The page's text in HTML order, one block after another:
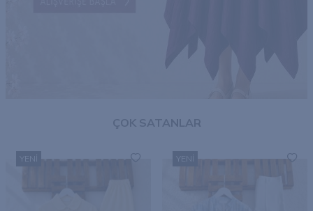
ÇOK SATANLAR
YENI YENI